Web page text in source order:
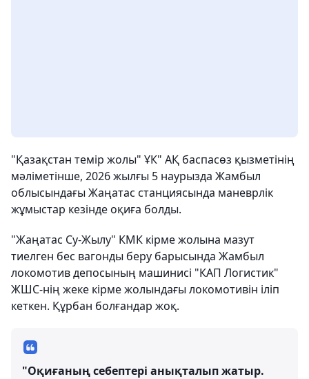
"Қазақстан темір жолы" ҰК" АҚ баспасөз қызметінің
мәліметінше, 2026 жылғы 5 наурызда Жамбыл
облысындағы Жаңатас станциясында маневрлік
жұмыстар кезінде оқиға болды.
"Жаңатас Су-Жылу" КМК кірме жолына мазут
тиелген бес вагонды беру барысында Жамбыл
локомотив депосының машинисі "КАП Логистик"
ЖШС-нің жеке кірме жолындағы локомотивін іліп
кеткен. Құрбан болғандар жоқ.
"Оқиғаның себептері анықталып жатыр.